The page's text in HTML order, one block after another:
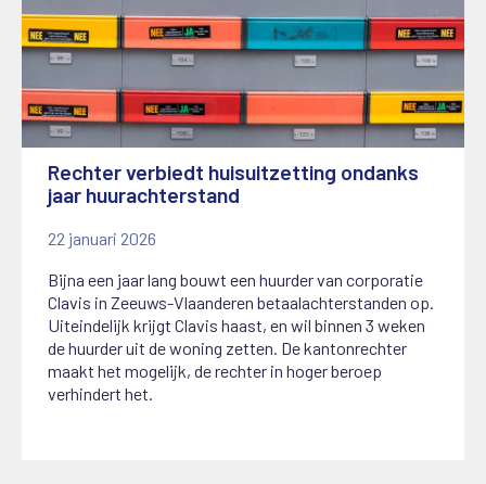
Rechter verbiedt huisuitzetting ondanks
jaar huurachterstand
22 januari 2026
Bijna een jaar lang bouwt een huurder van corporatie
Clavis in Zeeuws-Vlaanderen betaalachterstanden op.
Uiteindelijk krijgt Clavis haast, en wil binnen 3 weken
de huurder uit de woning zetten. De kantonrechter
maakt het mogelijk, de rechter in hoger beroep
verhindert het.